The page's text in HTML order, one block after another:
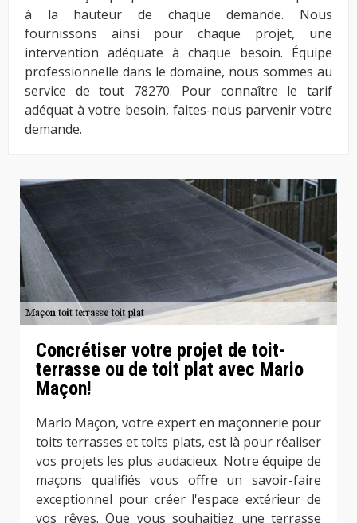
à la hauteur de chaque demande. Nous
fournissons ainsi pour chaque projet, une
intervention adéquate à chaque besoin. Équipe
professionnelle dans le domaine, nous sommes au
service de tout 78270. Pour connaître le tarif
adéquat à votre besoin, faites-nous parvenir votre
demande.
Concrétiser votre projet de toit-
terrasse ou de toit plat avec Mario
Maçon!
Mario Maçon, votre expert en maçonnerie pour
toits terrasses et toits plats, est là pour réaliser
vos projets les plus audacieux. Notre équipe de
maçons qualifiés vous offre un savoir-faire
exceptionnel pour créer l'espace extérieur de
vos rêves. Que vous souhaitiez une terrasse